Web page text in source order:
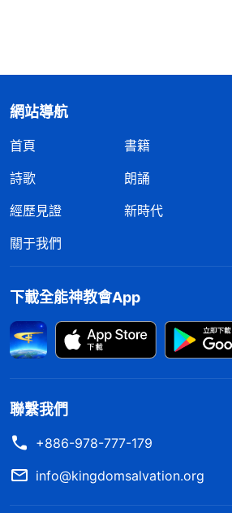
網站導航
首頁 書籍
詩歌
朗誦
經歷見證
新時代
關于我們
下載全能神教會App
聯繫我們
+886-978-777-179
info@kingdomsalvation.org